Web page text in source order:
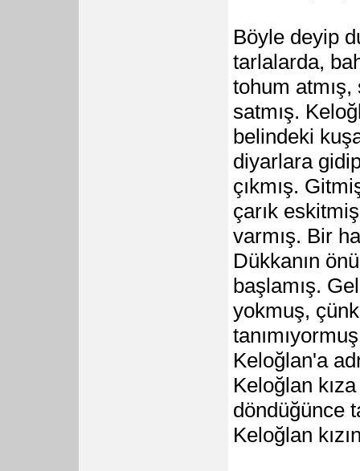
Böyle deyip
tarlalarda,
tohum
satmış.
belindeki
diyarlara
çıkmış.
çarık
varmış. Bir
Dükkanın
başlamış.
yokmuş,
Keloğlan'a
Keloğlan
döndüğünce
Keloğlan